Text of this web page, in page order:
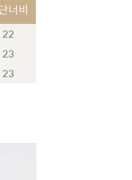
너비
22
23
23